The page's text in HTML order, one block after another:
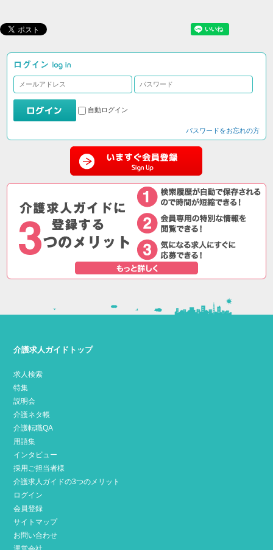
自動ログイン
パスワードをお忘れの方
介護求人ガイドトップ
求人検索
特集
説明会
介護ネタ帳
介護転職QA
用語集
インタビュー
採用ご担当者様
介護求人ガイドの3つのメリット
ログイン
会員登録
サイトマップ
お問い合わせ